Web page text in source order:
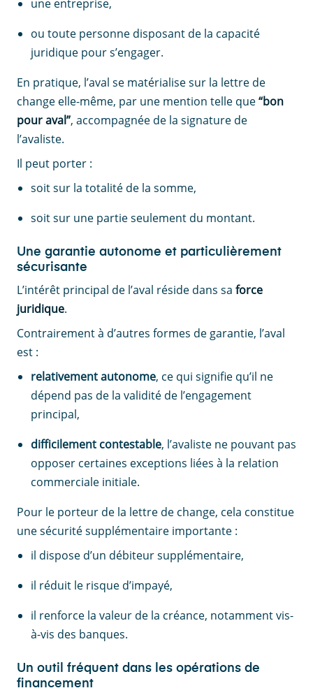
une entreprise,
ou toute personne disposant de la capacité
juridique pour s’engager.
En pratique, l’aval se matérialise sur la lettre de
change elle-même, par une mention telle que“bon
pour aval”, accompagnée de la signature de
l’avaliste.
Il peut porter :
soit sur la totalité de la somme,
soit sur une partie seulement du montant.
Une garantie autonome et particulièrement
sécurisante
L’intérêt principal de l’aval réside dans sa force
juridique.
Contrairement à d’autres formes de garantie, l’aval
est :
relativement autonome, ce qui signifie qu’il ne
dépend pas de la validité de l’engagement
principal,
difficilement contestable, l’avaliste ne pouvant pas
opposer certaines exceptions liées à la relation
commerciale initiale.
Pour le porteur de la lettre de change, cela constitue
une sécurité supplémentaire importante :
il dispose d’un débiteur supplémentaire,
il réduit le risque d’impayé,
il renforce la valeur de la créance, notamment vis-
à-vis des banques.
Un outil fréquent dans les opérations de
financement